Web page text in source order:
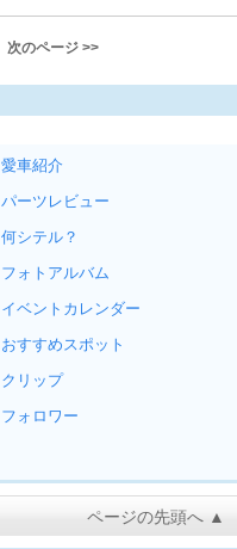
次のページ >>
愛車紹介
パーツレビュー
何シテル？
フォトアルバム
イベントカレンダー
おすすめスポット
クリップ
フォロワー
ページの先頭へ ▲